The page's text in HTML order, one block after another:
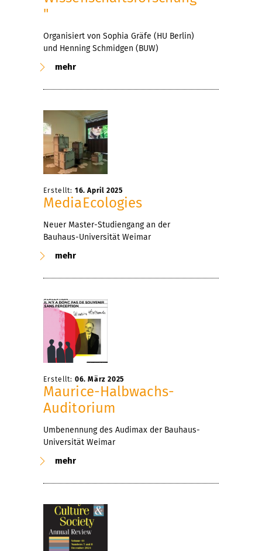
"
Organisiert von Sophia Gräfe (HU Berlin)
und Henning Schmidgen (BUW)
mehr
Erstellt: 16. April 2025
MediaEcologies
Neuer Master-Studiengang an der
Bauhaus-Universität Weimar
mehr
Erstellt: 06. März 2025
Maurice-Halbwachs-
Auditorium
Umbenennung des Audimax der Bauhaus-
Universität Weimar
mehr